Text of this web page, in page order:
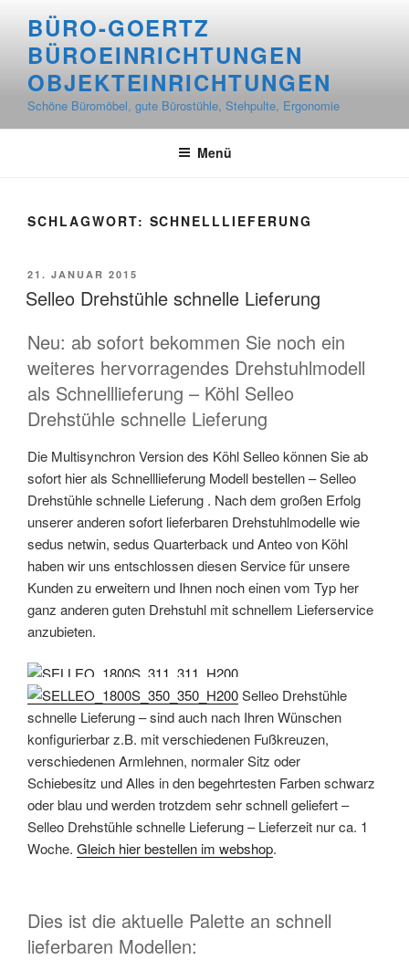
springen
BÜRO-GOERTZ
BÜROEINRICHTUNGEN
OBJEKTEINRICHTUNGEN
Schöne Büromöbel, gute Bürostühle, Stehpulte, Ergonomie
Menü
SCHLAGWORT: SCHNELLLIEFERUNG
VERÖFFENTLICHT
AM
21. JANUAR 2015
Selleo Drehstühle schnelle Lieferung
Neu: ab sofort bekommen Sie noch ein
weiteres hervorragendes Drehstuhlmodell
als Schnelllieferung – Köhl Selleo
Drehstühle schnelle Lieferung
Die Multisynchron Version des Köhl Selleo können Sie ab
sofort hier als Schnelllieferung Modell bestellen – Selleo
Drehstühle schnelle Lieferung . Nach dem großen Erfolg
unserer anderen sofort lieferbaren Drehstuhlmodelle wie
sedus netwin, sedus Quarterback und Anteo von Köhl
haben wir uns entschlossen diesen Service für unsere
Kunden zu erweitern und Ihnen noch einen vom Typ her
ganz anderen guten Drehstuhl mit schnellem Lieferservice
anzubieten.
Selleo Drehstühle
schnelle Lieferung – sind auch nach Ihren Wünschen
konfigurierbar z.B. mit verschiedenen Fußkreuzen,
verschiedenen Armlehnen, normaler Sitz oder
Schiebesitz und Alles in den begehrtesten Farben schwarz
oder blau und werden trotzdem sehr schnell geliefert –
Selleo Drehstühle schnelle Lieferung – Lieferzeit nur ca. 1
Woche. Gleich hier bestellen im webshop.
Dies ist die aktuelle Palette an schnell
lieferbaren Modellen: